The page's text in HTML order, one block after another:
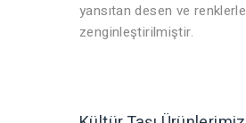
yansıtan desen ve renklerle
zenginleştirilmiştir.